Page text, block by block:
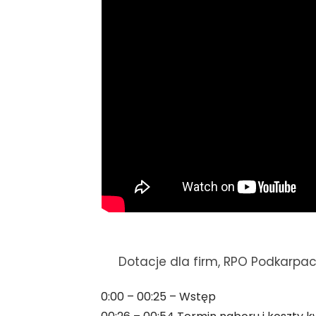
Dotacje dla firm, RPO
0:00 – 00:25 – Wstęp